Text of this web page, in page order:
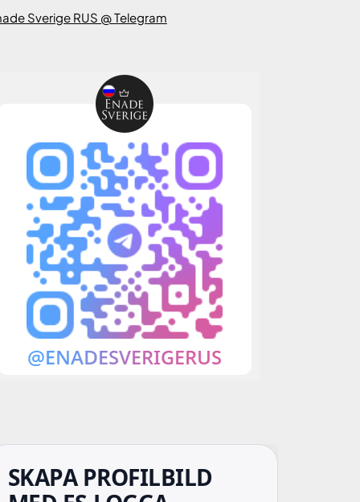
Sverige RUS @ Telegram
SKAPA PROFILBILD